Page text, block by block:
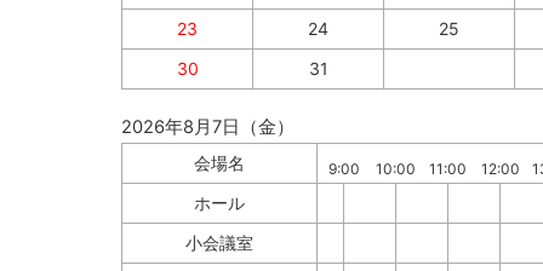
23
24
25
30
31
2026年8月7日（金）
会場名 9:00 10:00 11:00 12:00
ホール
小会議室